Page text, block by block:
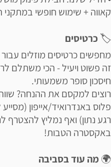
קאווה + שימוש חופשי במתקני
🏷 כרטיסים
מחפשים כרטיסים מוזלים
זה פשוט ויעיל - הכי משתלם
חיסכון סופר משמעותי.
רוצים למקסם את ההנחה?
פלוס באנדרואיד/אייפון
רגע נתון) ואף נמליץ להצטרף
באקסטרה הטבות!
🌍 מה עוד בסביבה